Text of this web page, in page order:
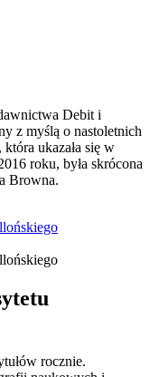
Debit i
z myślą o nastoletnich
ukazała się w
roku, była skrócona
Browna.
rocznie.